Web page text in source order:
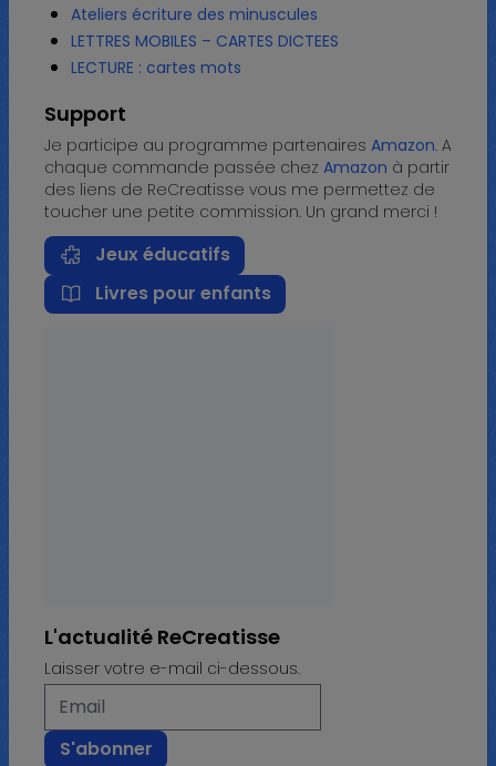
Ateliers écriture des minuscules
LETTRES MOBILES – CARTES DICTEES
LECTURE : cartes mots
Support
Je participe au programme partenaires Amazon. A
chaque commande passée chez Amazon à partir
des liens de ReCreatisse vous me permettez de
toucher une petite commission. Un grand merci !
Jeux éducatifs
Livres pour enfants
L'actualité ReCreatisse
Laisser votre e-mail ci-dessous.